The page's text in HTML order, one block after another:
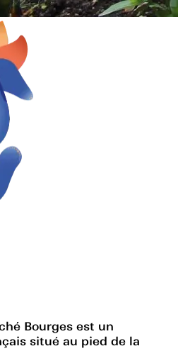
Bourges est un
situé au pied de la